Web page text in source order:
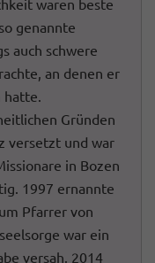
waren beste
genannte
auch schwere
an denen er
hatte.
Gründen
versetzt und war
in Bozen
1997 ernannte
Pfarrer von
war ein
versah. 2014